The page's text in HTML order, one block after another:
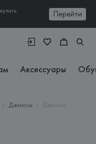
Перейти
Аксессуары
Джинсы
Джинсы